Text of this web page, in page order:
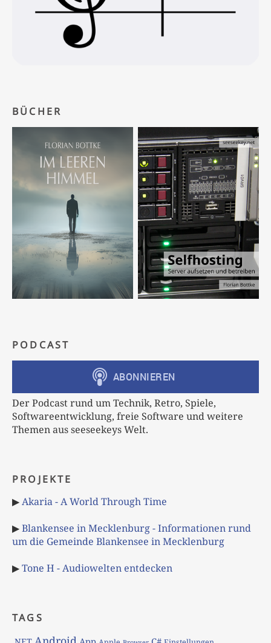
BÜCHER
PODCAST
Der Podcast rund um Technik, Retro, Spiele,
Softwareentwicklung, freie Software und weitere
Themen aus seeseekeys Welt.
PROJEKTE
▶Akaria - A World Through Time
▶Blankensee in Mecklenburg - Informationen rund
um die Gemeinde Blankensee in Mecklenburg
▶Tone H - Audiowelten entdecken
TAGS